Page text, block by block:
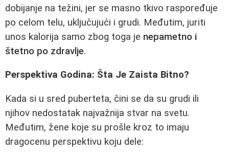
dobijanje na težini, jer se masno tkivo raspoređuje
po celom telu, uključujući i grudi. Međutim, juriti
unos kalorija samo zbog toga je nepametno i
štetno po zdravlje.
Perspektiva Godina: Šta Je Zaista Bitno?
Kada si u sred puberteta, čini se da su grudi ili
njihov nedostatak najvažnija stvar na svetu.
Međutim, žene koje su prošle kroz to imaju
dragocenu perspektivu koju dele: